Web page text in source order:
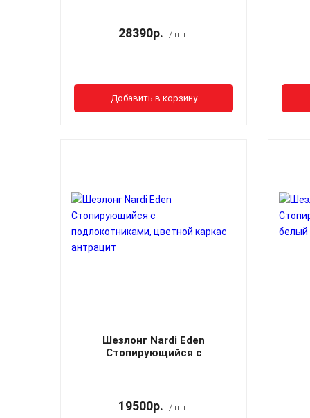
28390р. / шт.
Добавить в корзину
Шезлонг Nardi Eden
Стопирующийся c
19500р. / шт.